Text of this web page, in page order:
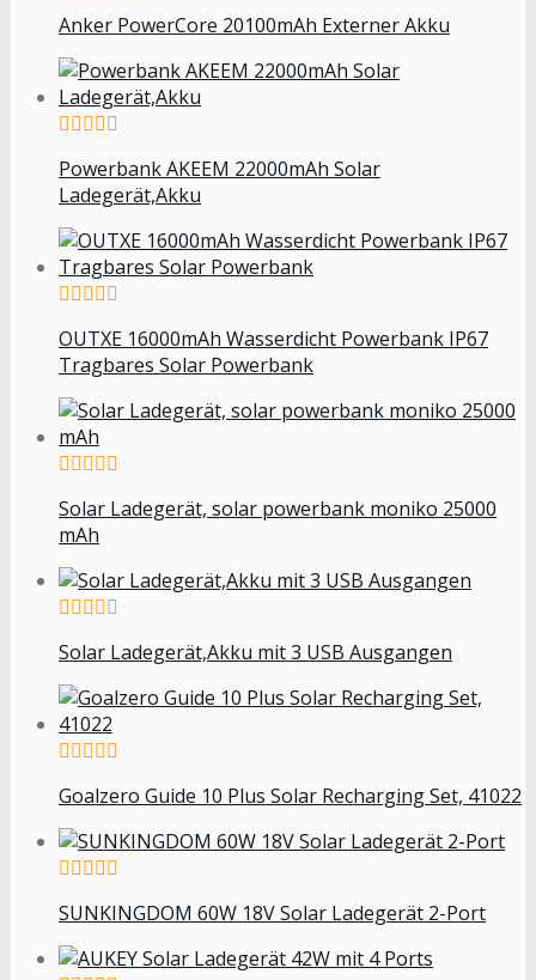
Anker PowerCore 20100mAh Externer Akku
Powerbank AKEEM 22000mAh Solar
Ladegerät,Akku
OUTXE 16000mAh Wasserdicht Powerbank IP67
Tragbares Solar Powerbank
Solar Ladegerät, solar powerbank moniko 25000
mAh
Solar Ladegerät,Akku mit 3 USB Ausgangen
Goalzero Guide 10 Plus Solar Recharging Set, 41022
SUNKINGDOM 60W 18V Solar Ladegerät 2-Port